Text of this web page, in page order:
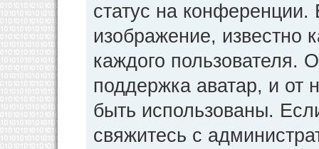
статус на
изображение, известно
каждого пользователя.
поддержка аватар, и от
быть использованы.
свяжитесь с